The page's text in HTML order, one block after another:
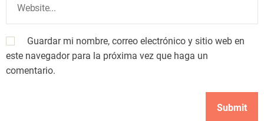
Guardar mi nombre, correo electrónico y sitio web en
este navegador para la próxima vez que haga un
comentario.